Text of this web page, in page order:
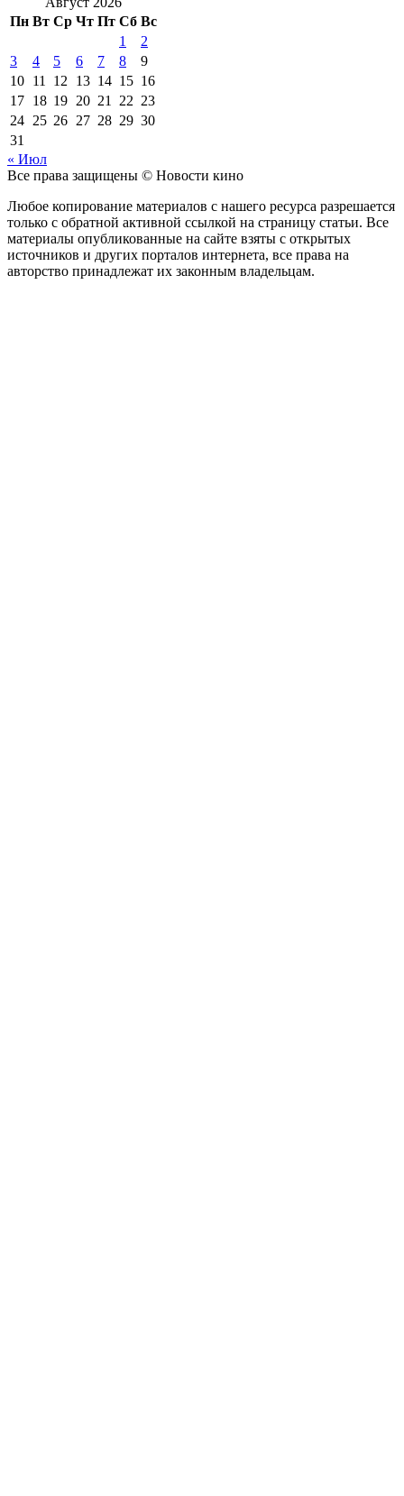
Пн Вт Ср Чт Пт Сб Вс
1
2
3
4 5 6 7 8
9
10 11 12 13 14 15 16
17 18 19 20 21 22 23
24 25 26 27 28 29 30
31
« Июл
Все права защищены © Новости кино
Любое копирование материалов с нашего ресурса разрешается
только с обратной активной ссылкой на страницу статьи. Все
материалы опубликованные на сайте взяты с открытых
источников и других порталов интернета, все права на
авторство принадлежат их законным владельцам.